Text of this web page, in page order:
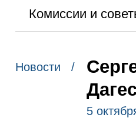
Комиссии и
Новости /
5